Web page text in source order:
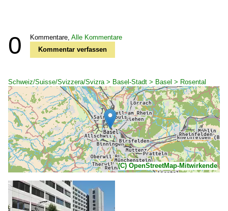
0 Kommentare, Alle Kommentare
Kommentar verfassen
Schweiz/Suisse/Svizzera/Svizra > Basel-Stadt > Basel > Rosental
(C) OpenStreetMap-Mitwirkende